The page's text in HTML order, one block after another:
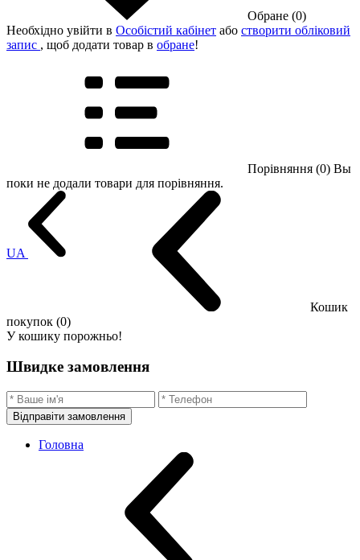
Обране (0)
Необхідно увійти в Особістий кабінет або створити обліковий
запис , щоб додати товар в обране!
Порівняння (0) Вы
поки не додали товари для порівняння.
UA
Кошик
покупок (0)
У кошику порожньо!
Швидке замовлення
Відправіти замовлення
Головна